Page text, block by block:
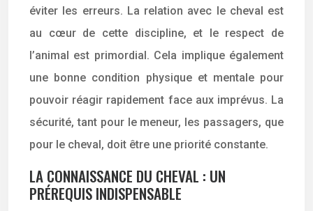
éviter les erreurs. La relation avec le cheval est
au cœur de cette discipline, et le respect de
l’animal est primordial. Cela implique également
une bonne condition physique et mentale pour
pouvoir réagir rapidement face aux imprévus. La
sécurité, tant pour le meneur, les passagers, que
pour le cheval, doit être une priorité constante.
LA CONNAISSANCE DU CHEVAL : UN
PRÉREQUIS INDISPENSABLE